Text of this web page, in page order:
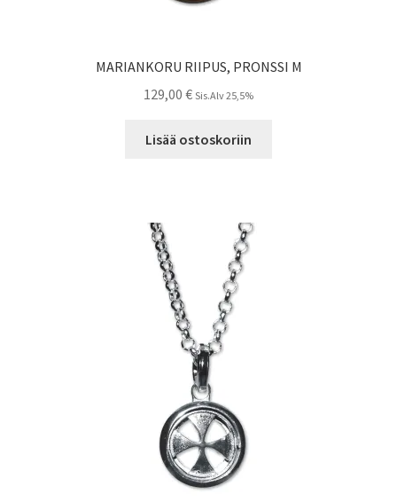
MARIANKORU RIIPUS, PRONSSI M
129,00 € Sis.Alv 25,5%
Lisää ostoskoriin